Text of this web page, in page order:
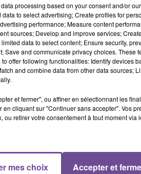
processing based on your consent and/or
to select advertising; Create profiles for
performance; Measure content
sources; Develop and improve services;
data to select content; Ensure security,
Save and communicate privacy choices. These
offer following functionalities: Identify devices
and combine data from other data sources;
et fermer", ou affiner en sélectionnant les
cliquant sur "Continuer sans accepter". Vos
ou retirer votre consentement à tout moment via
mes choix Accepter et